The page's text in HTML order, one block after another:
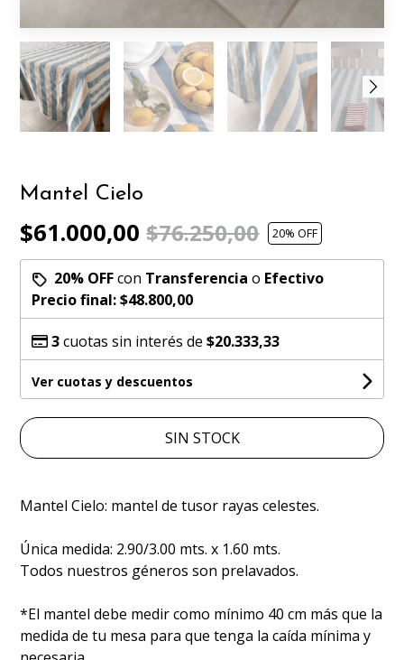
Mantel Cielo
$61.000,00$76.250,00 20% OFF
20% OFFcon Transferencia o Efectivo
Precio final:$48.800,00
3cuotas sin interés de$20.333,33
Ver cuotas y descuentos
SIN STOCK
Mantel Cielo: mantel de tusor rayas celestes.
Única medida: 2.90/3.00 mts. x 1.60 mts.
Todos nuestros géneros son prelavados.
*El mantel debe medir como mínimo 40 cm más que la
medida de tu mesa para que tenga la caída mínima y